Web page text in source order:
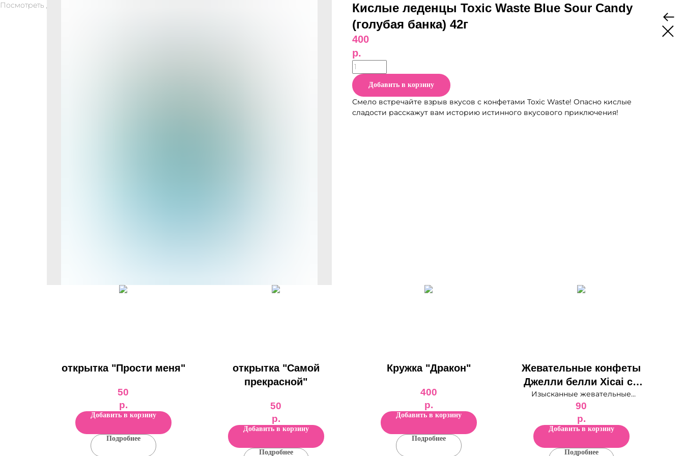
Посмотреть другие продукты
Кислые леденцы Toxic Waste Blue Sour Candy
(голубая банка) 42г
400
р.
Добавить в корзину
Смело встречайте взрыв вкусов с конфетами Toxic Waste! Опасно кислые
сладости расскажут вам историю истинного вкусового приключения!
открытка "Прости меня"
50
р.
Добавить в корзину
Подробнее
открытка "Самой
прекрасной"
50
р.
Добавить в корзину
Подробнее
Кружка "Дракон"
400
р.
Добавить в корзину
Подробнее
Жевательные конфеты
Джелли белли Xicai со
вкусом личи 40 гр
Изысканные жевательные
конфеты Джелли Белли Xicai с
натуральным вкусом личи
погружают вас в уникальный
фруктовый мир. Откройте для
себя истинное удовольствие!
90
р.
Добавить в корзину
Подробнее